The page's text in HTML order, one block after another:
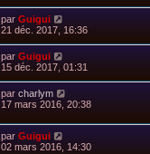
par Guigui
21 déc. 2017, 16:36
par Guigui
15 déc. 2017, 01:31
par charlym
17 mars 2016, 20:38
par Guigui
02 mars 2016, 14:30